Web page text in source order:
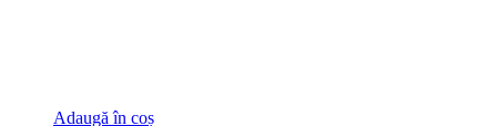
Adaugă în coș